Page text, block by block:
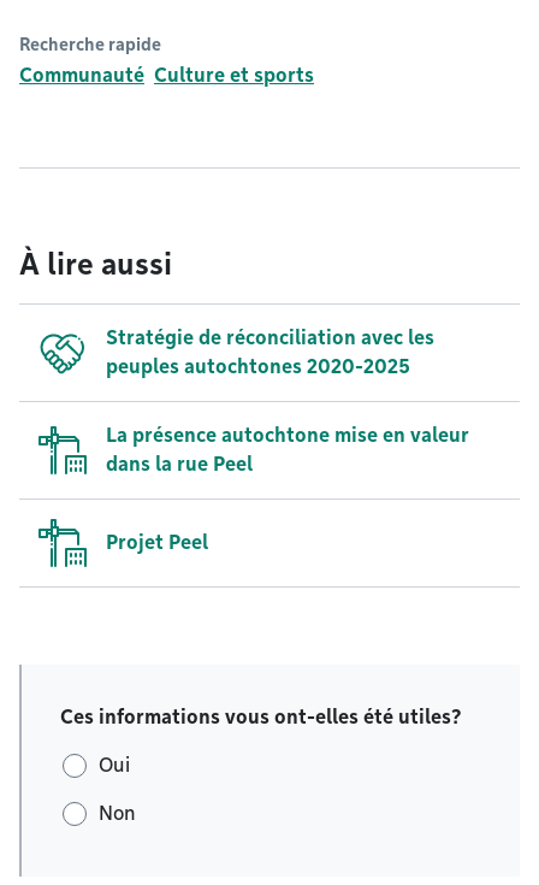
Recherche rapide
Communauté Culture et sports
À lire aussi
Stratégie de réconciliation avec les
peuples autochtones 2020-2025
La présence autochtone mise en valeur
dans la rue Peel
Projet Peel
Ces informations vous ont-elles été utiles?
Oui
Non